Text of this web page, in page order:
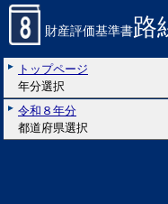
財産評価基準書路
トップページ
年分選択
令和８年分
都道府県選択